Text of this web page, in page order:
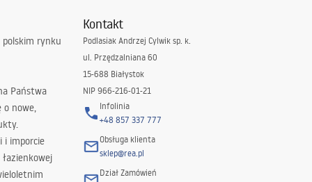
polskim rynku
Państwa
o nowe,
i imporcie
Kontakt
Podlasiak Andrzej Cylwik sp. k.
ul. Przędzalniana 60
15-688 Białystok
NIP 966-216-01-21
Infolinia
+48 857 337 777
Obsługa klienta
sklep@rea.pl
Dział Zamówień